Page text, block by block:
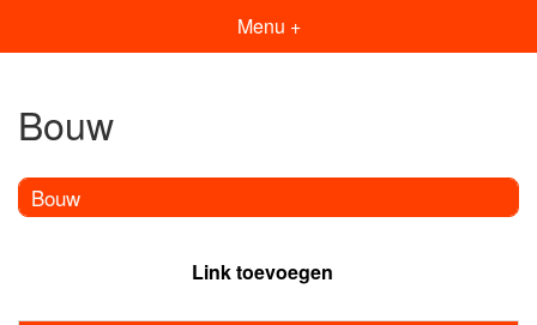
Menu +
Bouw
Bouw
Link toevoegen